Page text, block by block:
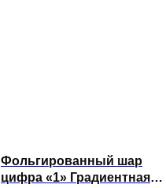
Фольгированный шар
цифра «1» Градиентная